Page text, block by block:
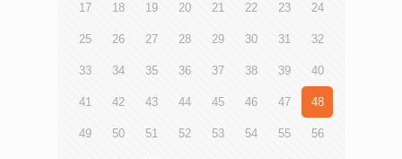
17 18 19 20 21 22 23 24
25 26 27 28 29 30 31 32
33 34 35 36 37 38 39 40
41 42 43 44 45 46 47 48
49 50 51 52 53 54 55 56